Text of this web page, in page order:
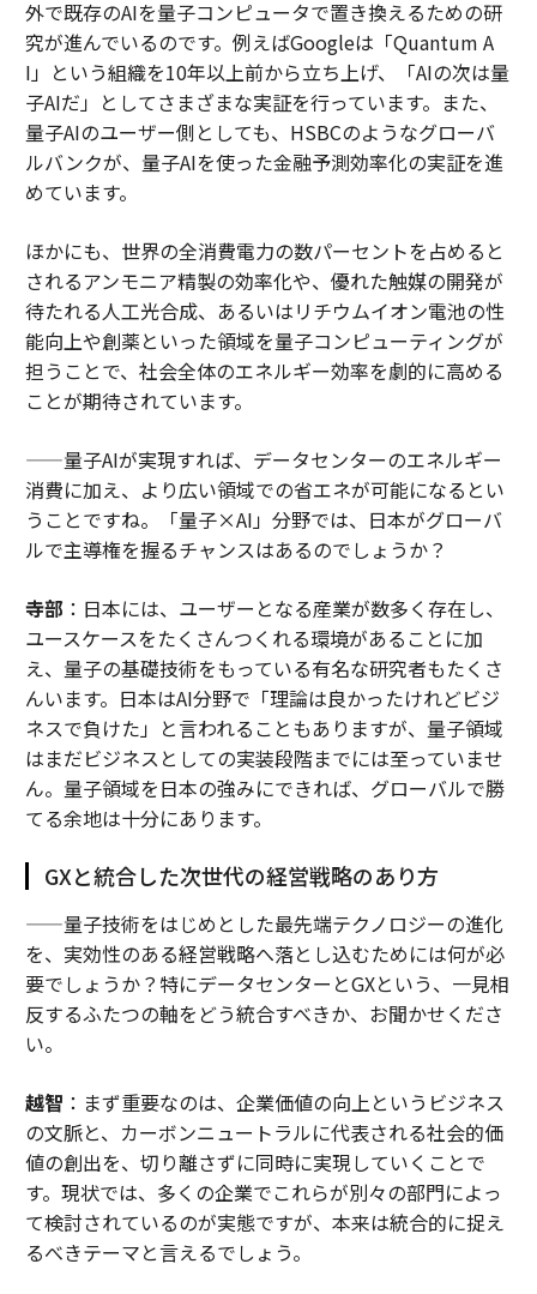
外で既存のAIを量子コンピュータで置き換えるための研
究が進んでいるのです。例えばGoogleは「Quantum A
I」という組織を10年以上前から立ち上げ、「AIの次は量
子AIだ」としてさまざまな実証を行っています。また、
量子AIのユーザー側としても、HSBCのようなグローバ
ルバンクが、量子AIを使った金融予測効率化の実証を進
めています。
ほかにも、世界の全消費電力の数パーセントを占めると
されるアンモニア精製の効率化や、優れた触媒の開発が
待たれる人工光合成、あるいはリチウムイオン電池の性
能向上や創薬といった領域を量子コンピューティングが
担うことで、社会全体のエネルギー効率を劇的に高める
ことが期待されています。
——量子AIが実現すれば、データセンターのエネルギー
消費に加え、より広い領域での省エネが可能になるとい
うことですね。「量子×AI」分野では、日本がグローバ
ルで主導権を握るチャンスはあるのでしょうか？
寺部 ：日本には、ユーザーとなる産業が数多く存在し、
ユースケースをたくさんつくれる環境があることに加
え、量子の基礎技術をもっている有名な研究者もたくさ
んいます。日本はAI分野で「理論は良かったけれどビジ
ネスで負けた」と言われることもありますが、量子領域
はまだビジネスとしての実装段階までには至っていませ
ん。量子領域を日本の強みにできれば、グローバルで勝
てる余地は十分にあります。
GXと統合した次世代の経営戦略のあり方
——量子技術をはじめとした最先端テクノロジーの進化
を、実効性のある経営戦略へ落とし込むためには何が必
要でしょうか？特にデータセンターとGXという、一見相
反するふたつの軸をどう統合すべきか、お聞かせくださ
い。
越智 ：まず重要なのは、企業価値の向上というビジネス
の文脈と、カーボンニュートラルに代表される社会的価
値の創出を、切り離さずに同時に実現していくことで
す。現状では、多くの企業でこれらが別々の部門によっ
て検討されているのが実態ですが、本来は統合的に捉え
るべきテーマと言えるでしょう。